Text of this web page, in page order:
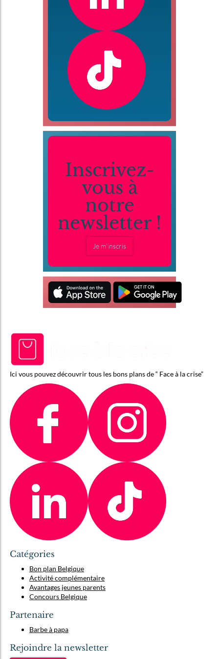
Inscrivez-
vous à
notre
newsletter !
Je m'inscris
Ici vous pouvez découvrir tous les bons plans de “ Face à la crise”
Catégories
Bon plan Belgique
Activité complémentaire
Avantages jeunes parents
Concours Belgique
Partenaire
Barbe à papa
Rejoindre la newsletter